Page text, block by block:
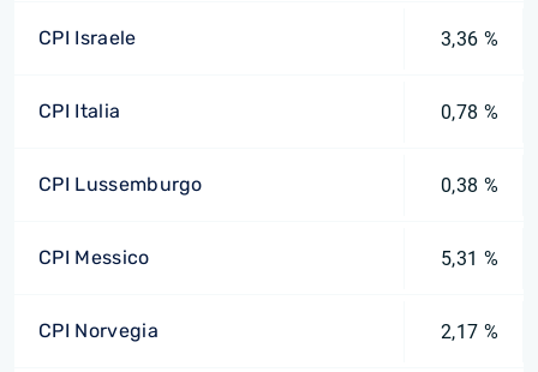
CPI Israele 3,36 %
CPI Italia 0,78 %
CPI Lussemburgo 0,38 %
CPI Messico 5,31 %
CPI Norvegia 2,17 %